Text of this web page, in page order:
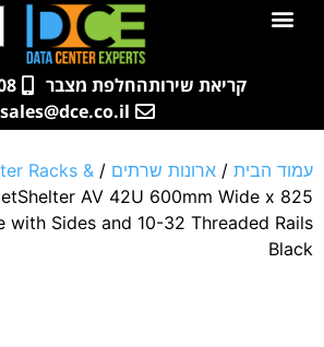
לתוכן
קריאת שירותהחלפת מצבר
sales@dce.co.il
עמוד הבית / ארונות שרתים /
Racks &
AV 42U 600mm Wide x 825
with Sides and 10-32 Threaded Rails
Black